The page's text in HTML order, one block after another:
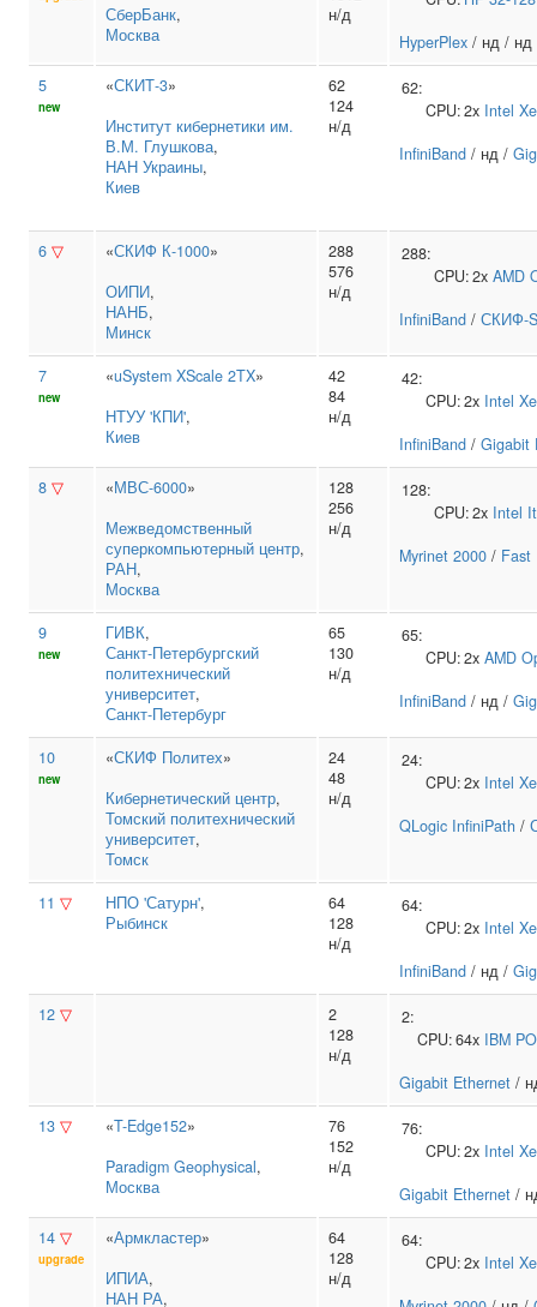
СберБанк,
Москва
н/д
HyperPlex / нд / нд
5
new
«СКИТ-3»
Институт кибернетики им.
В.М. Глушкова,
НАН Украины,
Киев
62
124
н/д
62:
CPU:2x Intel
InfiniBand / нд /
6 ▽ «СКИФ К-1000»
ОИПИ,
НАНБ,
Минск
288
576
н/д
288:
CPU:2x AMD
InfiniBand / СКИФ-
7
new
«uSystem XScale 2TX»
НТУУ 'КПИ',
Киев
42
84
н/д
42:
CPU:2x Intel
InfiniBand / Gigabit
8 ▽ «МВС-6000»
Межведомственный
суперкомпьютерный центр,
РАН,
Москва
128
256
н/д
128:
CPU:2x Intel
Myrinet 2000 / Fast
9
new
ГИВК,
Санкт‑Петербургский
политехнический
университет,
Санкт-Петербург
65
130
н/д
65:
CPU:2x AMD
InfiniBand / нд /
10
new
«СКИФ Политех»
Кибернетический центр,
Томский политехнический
университет,
Томск
24
48
н/д
24:
CPU:2x Intel
QLogic InfiniPath /
11 ▽ НПО 'Сатурн',
Рыбинск
64
128
н/д
64:
CPU:2x Intel
InfiniBand / нд /
12 ▽
2
128
н/д
2:
CPU:64x IBM
Gigabit Ethernet /
13 ▽ «T-Edge152»
Paradigm Geophysical,
Москва
76
152
н/д
76:
CPU:2x Intel
Gigabit Ethernet /
14 ▽
upgrade
«Армкластер»
ИПИА,
НАН РА,
64
128
н/д
64:
CPU:2x Intel